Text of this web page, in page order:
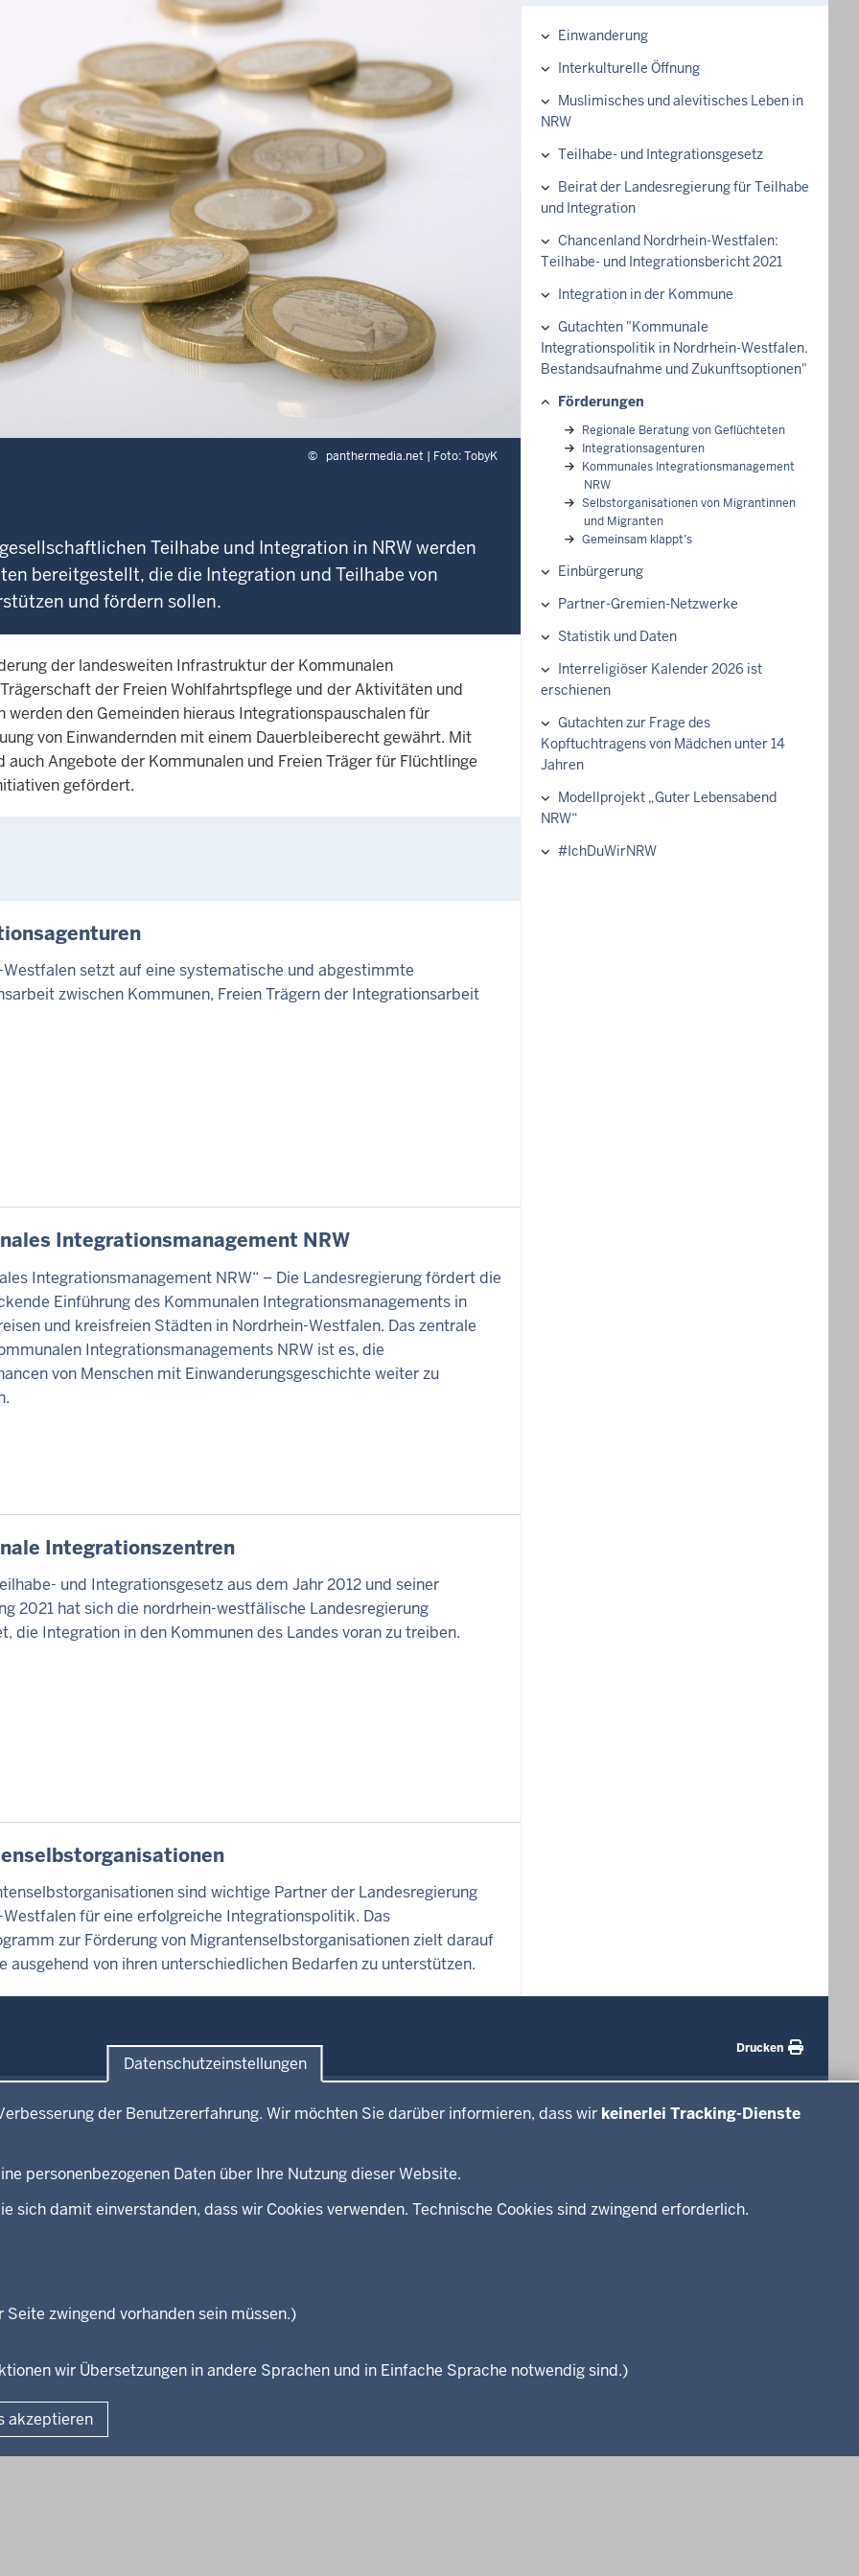
Datenschutzeinstellungen
der Benutzererfahrung. Wir möchten Sie darüber informieren, dass wir keinerlei Tracking-Dienste
personenbezogenen Daten über Ihre Nutzung dieser Website.
damit einverstanden, dass wir Cookies verwenden. Technische Cookies sind zwingend erforderlich.
zwingend vorhanden sein müssen.)
wir Übersetzungen in andere Sprachen und in Einfache Sprache notwendig sind.)
akzeptieren
© panthermedia.net | Foto: TobyK
Teilhabe und Integration in NRW werden
bereitgestellt, die die Integration und Teilhabe von
und fördern sollen.
der landesweiten Infrastruktur der Kommunalen
der Freien Wohlfahrtspflege und der Aktivitäten und
den Gemeinden hieraus Integrationspauschalen für
von Einwandernden mit einem Dauerbleiberecht gewährt. Mit
Angebote der Kommunalen und Freien Träger für Flüchtlinge
gefördert.
setzt auf eine systematische und abgestimmte
zwischen Kommunen, Freien Trägern der Integrationsarbeit
Integrationsmanagement NRW
Integrationsmanagement NRW“ – Die Landesregierung fördert die
Einführung des Kommunalen Integrationsmanagements in
und kreisfreien Städten in Nordrhein-Westfalen. Das zentrale
Integrationsmanagements NRW ist es, die
von Menschen mit Einwanderungsgeschichte weiter zu
Integrationszentren
und Integrationsgesetz aus dem Jahr 2012 und seiner
2021 hat sich die nordrhein-westfälische Landesregierung
die Integration in den Kommunen des Landes voran zu treiben.
sind wichtige Partner der Landesregierung
für eine erfolgreiche Integrationspolitik. Das
zur Förderung von Migrantenselbstorganisationen zielt darauf
ausgehend von ihren unterschiedlichen Bedarfen zu unterstützen.
Hauptnavigation
Einwanderung
Interkulturelle Öffnung
Muslimisches und alevitisches Leben in
NRW
Teilhabe- und Integrationsgesetz
Beirat der Landesregierung für Teilhabe
und Integration
Chancenland Nordrhein-Westfalen:
Teilhabe- und Integrationsbericht 2021
Integration in der Kommune
Gutachten "Kommunale
Integrationspolitik in Nordrhein-Westfalen.
Bestandsaufnahme und Zukunftsoptionen"
Förderungen
Regionale Beratung von Geflüchteten
Integrationsagenturen
Kommunales Integrationsmanagement
NRW
Selbstorganisationen von Migrantinnen
und Migranten
Gemeinsam klappt’s
Einbürgerung
Partner-Gremien-Netzwerke
Statistik und Daten
Interreligiöser Kalender 2026 ist
erschienen
Gutachten zur Frage des
Kopftuchtragens von Mädchen unter 14
Jahren
Modellprojekt „Guter Lebensabend
NRW“
#IchDuWirNRW
Drucken
Service
Newsletter
Kontakt
Instagram-Links
#WTFuture